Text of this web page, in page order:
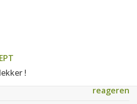
!
reageren